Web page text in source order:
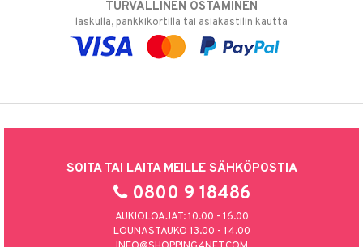
TURVALLINEN OSTAMINEN
laskulla, pankkikortilla tai asiakastilin kautta
SOITA TAI LAITA MEILLE SÄHKÖPOSTIA
0800 9 18486
AUKIOLOAJAT: 10.00 - 16.00
LOUNASTAUKO 13.00 - 14.00